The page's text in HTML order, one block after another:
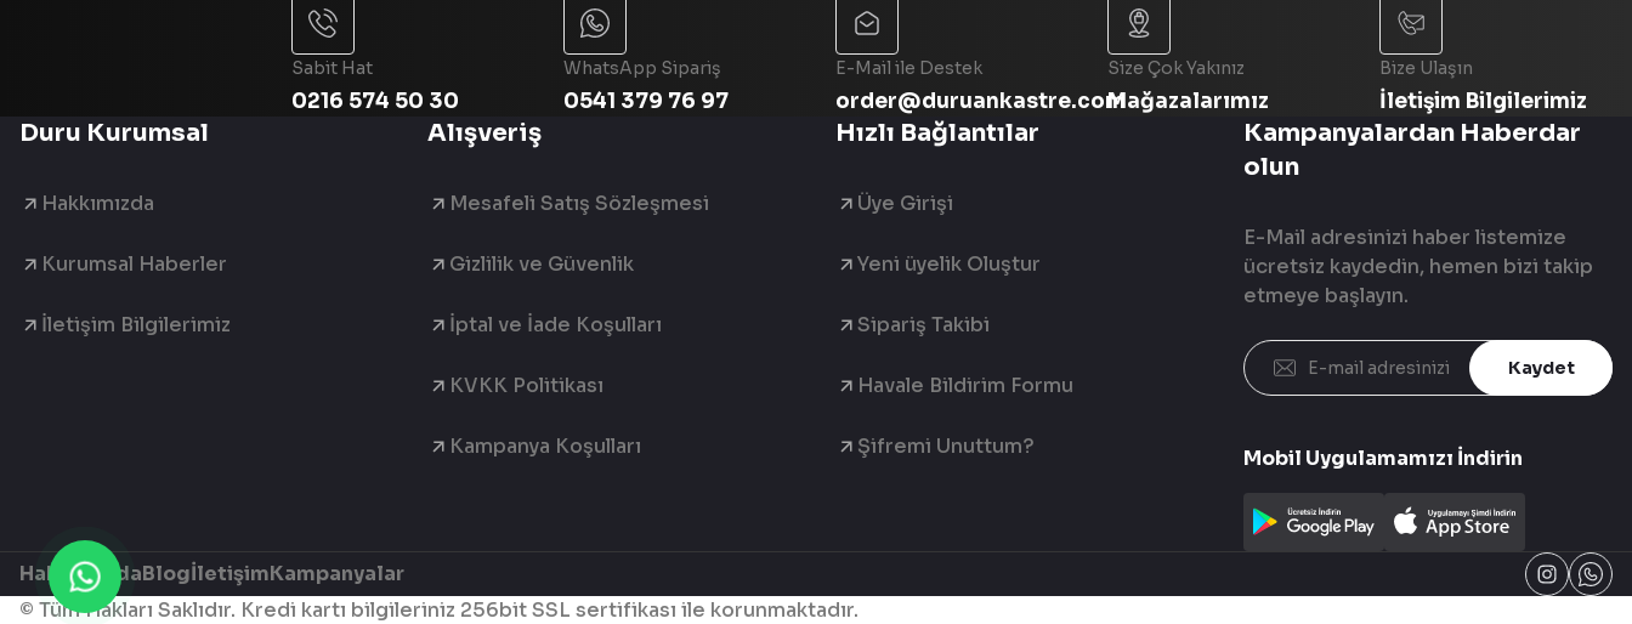
Sabit Hat
0216 574 50 30
WhatsApp Sipariş
0541 379 76 97
E-Mail ile Destek
order@duruankastre.com
Size Çok Yakınız
Mağazalarımız
Bize Ulaşın
İletişim Bilgilerimiz
Duru Kurumsal
Hakkımızda
Kurumsal Haberler
İletişim Bilgilerimiz
Alışveriş
Mesafeli Satış Sözleşmesi
Gizlilik ve Güvenlik
İptal ve İade Koşulları
KVKK Politikası
Kampanya Koşulları
Hızlı Bağlantılar
Üye Girişi
Yeni üyelik Oluştur
Sipariş Takibi
Havale Bildirim Formu
Şifremi Unuttum?
Kampanyalardan Haberdar
olun
E-Mail adresinizi haber listemize
ücretsiz kaydedin, hemen bizi takip
etmeye başlayın.
Kaydet
Mobil Uygulamamızı İndirin
HakkımızdaBlogİletişimKampanyalar
© Tüm Hakları Saklıdır. Kredi kartı bilgileriniz 256bit SSL sertifikası ile korunmaktadır.